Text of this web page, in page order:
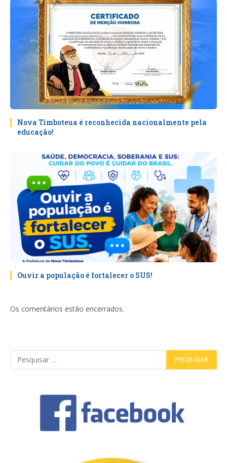
Nova Timboteua é reconhecida nacionalmente pela
educação!
Ouvir a população é fortalecer o SUS!
Os comentários estão encerrados.